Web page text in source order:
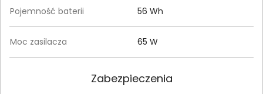
Pojemność baterii 56 Wh
Moc zasilacza 65 W
Zabezpieczenia